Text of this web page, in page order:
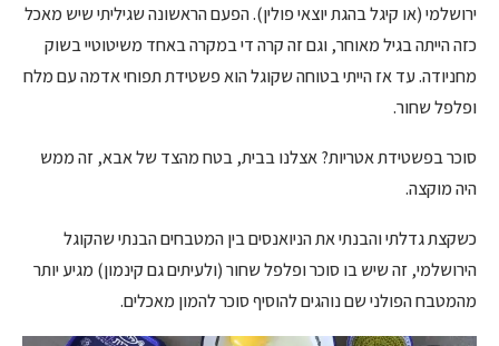
ירושלמי (או קיגל בהגת יוצאי פולין). הפעם הראשונה שגיליתי שיש מאכל
כזה הייתה בגיל מאוחר, וגם זה קרה די במקרה באחד משיטוטיי בשוק
מחניודה. עד אז הייתי בטוחה שקוגל הוא פשטידת תפוחי אדמה עם מלח
ופלפל שחור.
סוכר בפשטידת אטריות? אצלנו בבית, בטח מהצד של אבא, זה ממש
היה מוקצה.
כשקצת גדלתי והבנתי את הניואנסים בין המטבחים הבנתי שהקוגל
הירושלמי, זה שיש בו סוכר ופלפל שחור (ולעיתים גם קינמון) מגיע יותר
מהמטבח הפולני שם נוהגים להוסיף סוכר להמון מאכלים.